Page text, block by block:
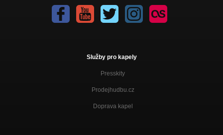
Služby pro kapely
Presskity
Prodejhudbu.cz
Doprava kapel